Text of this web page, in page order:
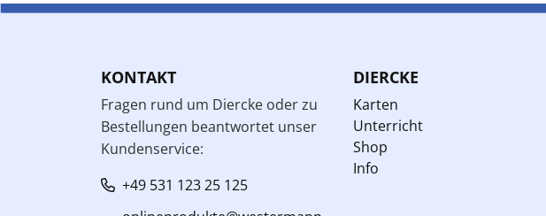
KONTAKT
Fragen rund um Diercke oder zu
Bestellungen beantwortet unser
Kundenservice:
+49 531 123 25 125
DIERCKE
Karten
Unterricht
Shop
Info